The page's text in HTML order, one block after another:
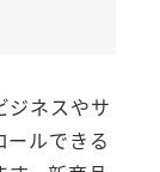
ジネスやサ
ールできる